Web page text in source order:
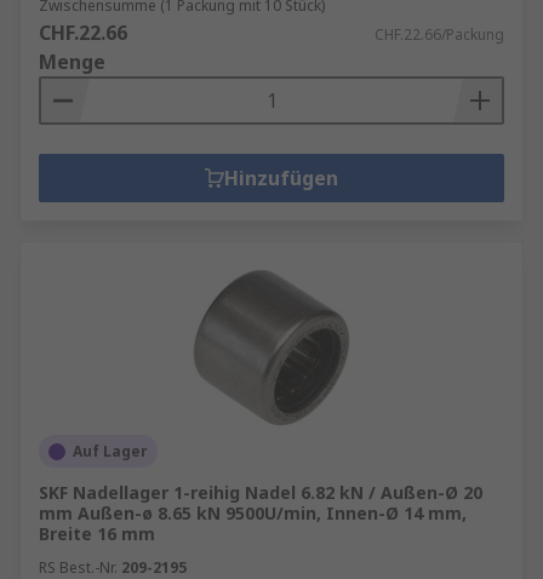
Hochgeschwindigkeitsanwendungen besser
geeignet.
Zwischensumme (1 Packung mit 10 Stück)
CHF.22.66 CHF.22.66/Packung
Menge
Hinzufügen
Auf Lager
SKF Nadellager 1-reihig Nadel 6.82 kN / Außen-Ø 20
mm Außen-ø 8.65 kN 9500U/min, Innen-Ø 14 mm,
Breite 16 mm
RS Best.-Nr. 209-2195